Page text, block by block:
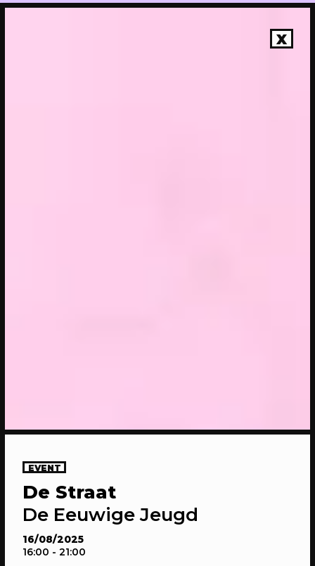
WEKEA Opening: Maak mee!
Onthulling van de megahuiskamer
20/04/2023
Gesprekken: Onze stad, ons canvas
Over de verdiepende gesprekken op
Onze stad, ons canvas
X
EVENT
16/08/2025
16:00 - 21:00
De Straat
De Eeuwige Jeugd